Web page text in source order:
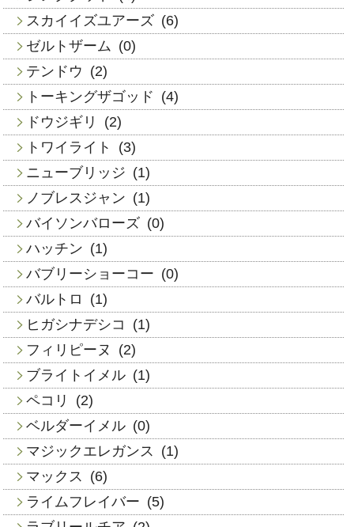
スカイイズユアーズ (6)
ゼルトザーム (0)
テンドウ (2)
トーキングザゴッド (4)
ドウジギリ
(2)
トワイライト
(3)
ニューブリッジ (1)
ノブレスジャン (1)
バイソンバローズ (0)
ハッチン (1)
バブリーショーコー (0)
バルトロ
(1)
ヒガシナデシコ
(1)
フィリピーヌ
(2)
ブライトイメル (1)
ペコリ
(2)
ベルダーイメル (0)
マジックエレガンス
(1)
マックス
(6)
ライムフレイバー (5)